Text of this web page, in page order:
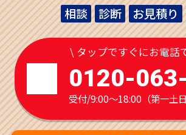
相談 診断 お見積り
\ タップですぐにお電話
0120-
受付/9:00～18:00（第一土日